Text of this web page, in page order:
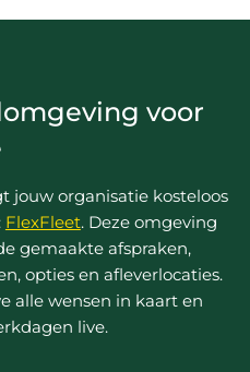
voor
jouw organisatie kosteloos
FlexFleet. Deze omgeving
gemaakte afspraken,
opties en afleverlocaties.
alle wensen in kaart en
live.